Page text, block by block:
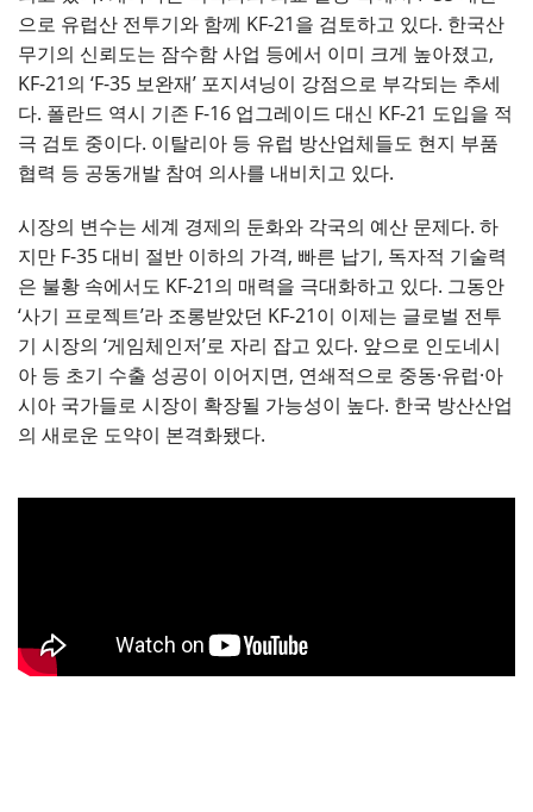
으로 유럽산 전투기와 함께 KF-21을 검토하고 있다. 한국산
무기의 신뢰도는 잠수함 사업 등에서 이미 크게 높아졌고,
KF-21의 ‘F-35 보완재’ 포지셔닝이 강점으로 부각되는 추세
다. 폴란드 역시 기존 F-16 업그레이드 대신 KF-21 도입을 적
극 검토 중이다. 이탈리아 등 유럽 방산업체들도 현지 부품
협력 등 공동개발 참여 의사를 내비치고 있다.
시장의 변수는 세계 경제의 둔화와 각국의 예산 문제다. 하
지만 F-35 대비 절반 이하의 가격, 빠른 납기, 독자적 기술력
은 불황 속에서도 KF-21의 매력을 극대화하고 있다. 그동안
‘사기 프로젝트’라 조롱받았던 KF-21이 이제는 글로벌 전투
기 시장의 ‘게임체인저’로 자리 잡고 있다. 앞으로 인도네시
아 등 초기 수출 성공이 이어지면, 연쇄적으로 중동·유럽·아
시아 국가들로 시장이 확장될 가능성이 높다. 한국 방산산업
의 새로운 도약이 본격화됐다.